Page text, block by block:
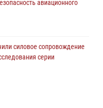
авиационного
силовое сопровождение
серии